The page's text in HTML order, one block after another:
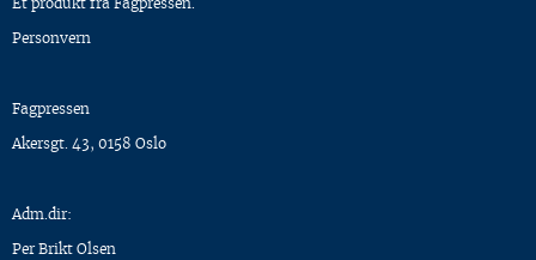
Personvern
Fagpressen
Akersgt. 43, 0158 Oslo
Adm.dir:
Per Brikt Olsen